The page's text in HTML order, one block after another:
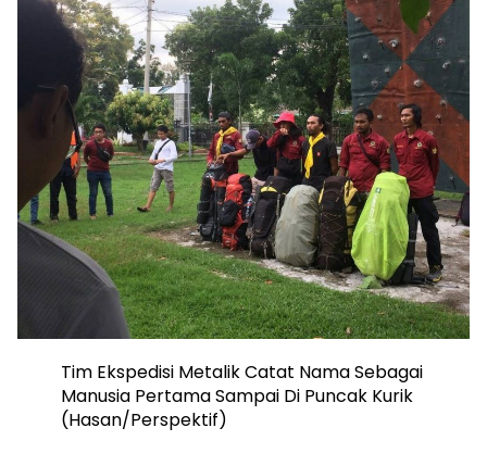
Tim Ekspedisi Metalik Catat Nama Sebagai
Manusia Pertama Sampai Di Puncak Kurik
(Hasan/Perspektif)